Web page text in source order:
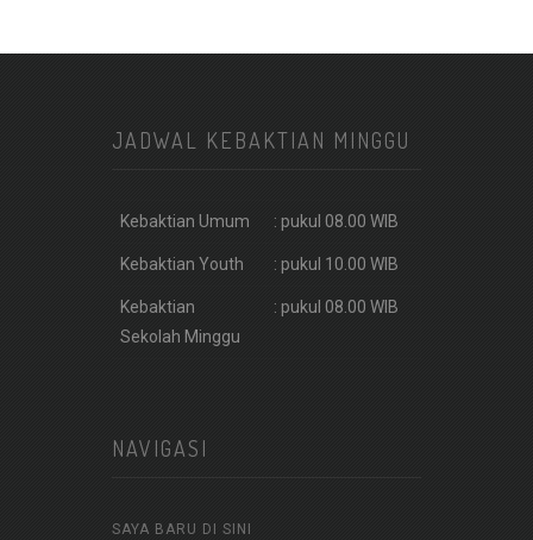
JADWAL KEBAKTIAN MINGGU
Kebaktian Umum : pukul 08.00 WIB
Kebaktian Youth : pukul 10.00 WIB
Kebaktian
Sekolah Minggu
: pukul 08.00 WIB
NAVIGASI
SAYA BARU DI SINI